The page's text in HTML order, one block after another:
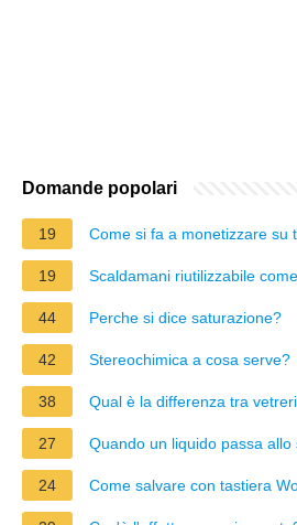
Domande popolari
19 Come si fa a monetizzare su
19 Scaldamani riutilizzabile
44 Perche si dice saturazione?
42 Stereochimica a cosa serve?
38 Qual è la differenza tra
27 Quando un liquido passa
24 Come salvare con tastiera